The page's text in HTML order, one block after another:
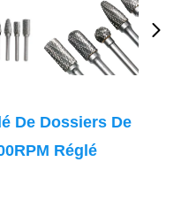
De Dossiers De
Réglé